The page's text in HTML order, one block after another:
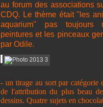
au forum des associations
CDQ. Le thème était "les
aquarium" pas toujours
peintures et les pinceaux
par Odile.
- un tirage au sort par
de l'attribution du plus beau
dessins. Quatre sujets en